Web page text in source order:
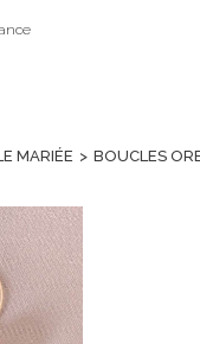
MARIÉE > BOUCLES